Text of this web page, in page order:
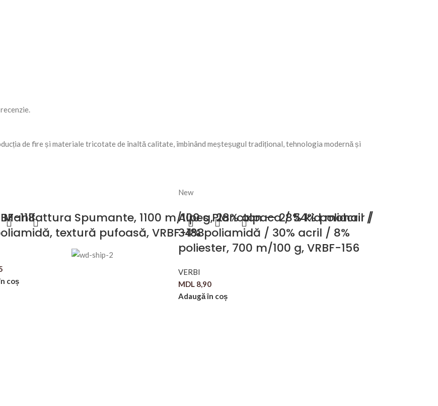
de fire și materiale tricotate de înaltă calitate, îmbinând meșteșugul tradițional, tehnologia modernă și
118
Manifattura Spumante, 1100 m/100 g, 28% alpaca / 54% poliacril /
textură pufoasă, VRBF-188
coș
New
Alpes Plancton — 28% kid mohair /
34% poliamidă / 30% acril / 8%
poliester, 700 m/100 g, VRBF-156
VERBI
MDL 8,90
Adaugă în coș